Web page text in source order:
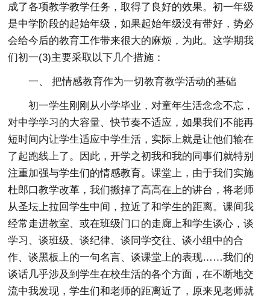
成了各项教学教学任务，取得了良好的效果。初一年级
是中学阶段的起始年级，如果起始年级没有带好，势必
会给今后的教育工作带来很大的麻烦，为此。这学期我
们初一(3)主要采取以下几个措施：
一、 把情感教育作为一切教育教学活动的基础
初一学生刚刚从小学毕业，对童年生活念念不忘，
对中学学习的大容量、快节奏不适应，如果我们不能再
短时间内让学生适应中学生活，实际上就是让他们输在
了起跑线上了。因此，开学之初我和我的同事们就特别
注重加强与学生们的情感教育。课堂上，由于我们实施
杜郎口教学改革，我们搬掉了高高在上的讲台，将老师
从圣坛上拉回学生中间，拉近了和学生的距离。课间我
经常走进教室、或在班级门口的走廊上和学生谈心，谈
学习、谈班级、谈纪律、谈同学交往、谈小组中的合
作、谈黑板上的一句名言、谈课堂上的表现……我们的
谈话几乎涉及到学生在校生活的各个方面，在不断地交
流中我发现，学生们和老师的距离近了，原来见老师就